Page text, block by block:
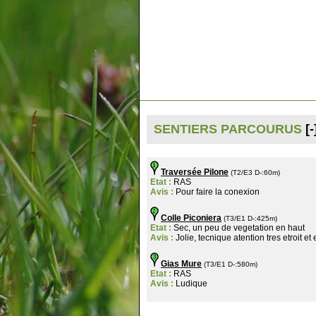
SENTIERS PARCOURUS
Traversée Pilone (T2/E3 D-:60m)
Etat : RAS
Avis : Pour faire la conexion
Colle Piconiera (T3/E1 D-:425m)
Etat : Sec, un peu de vegetation en haut
Avis : Jolie, tecnique atention tres etroit et
Gias Mure (T3/E1 D-:580m)
Etat : RAS
Avis : Ludique